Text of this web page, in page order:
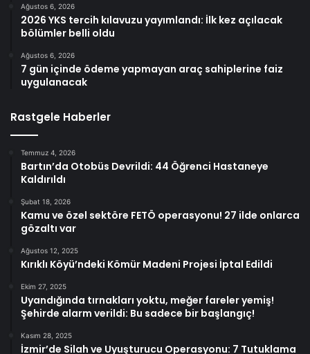
Ağustos 6, 2026
2026 YKS tercih kılavuzu yayımlandı: İlk kez açılacak
bölümler belli oldu
Ağustos 6, 2026
7 gün içinde ödeme yapmayan araç sahiplerine faiz
uygulanacak
Rastgele Haberler
Temmuz 4, 2026
Bartın’da Otobüs Devrildi: 44 Öğrenci Hastaneye
Kaldırıldı
Şubat 18, 2026
Kamu ve özel sektöre FETÖ operasyonu! 27 ilde onlarca
gözaltı var
Ağustos 12, 2025
Kırıklı Köyü’ndeki Kömür Madeni Projesi İptal Edildi
Ekim 27, 2025
Uyandığında tırnakları yoktu, meğer fareler yemiş!
Şehirde alarm verildi: Bu sadece bir başlangıç!
Kasım 28, 2025
İzmir’de Silah ve Uyuşturucu Operasyonu: 7 Tutuklama